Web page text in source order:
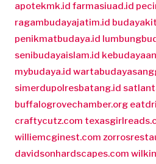
apotekmk.id farmasiuad.id
ragambudayajatim.id
penikmatbudaya.id
senibudayaislam.id
mybudaya.id
simerdupolresbatang.id
buffalogrovechamber.org
craftycutz.com
williemcginest.com
davidsonhardscapes.com